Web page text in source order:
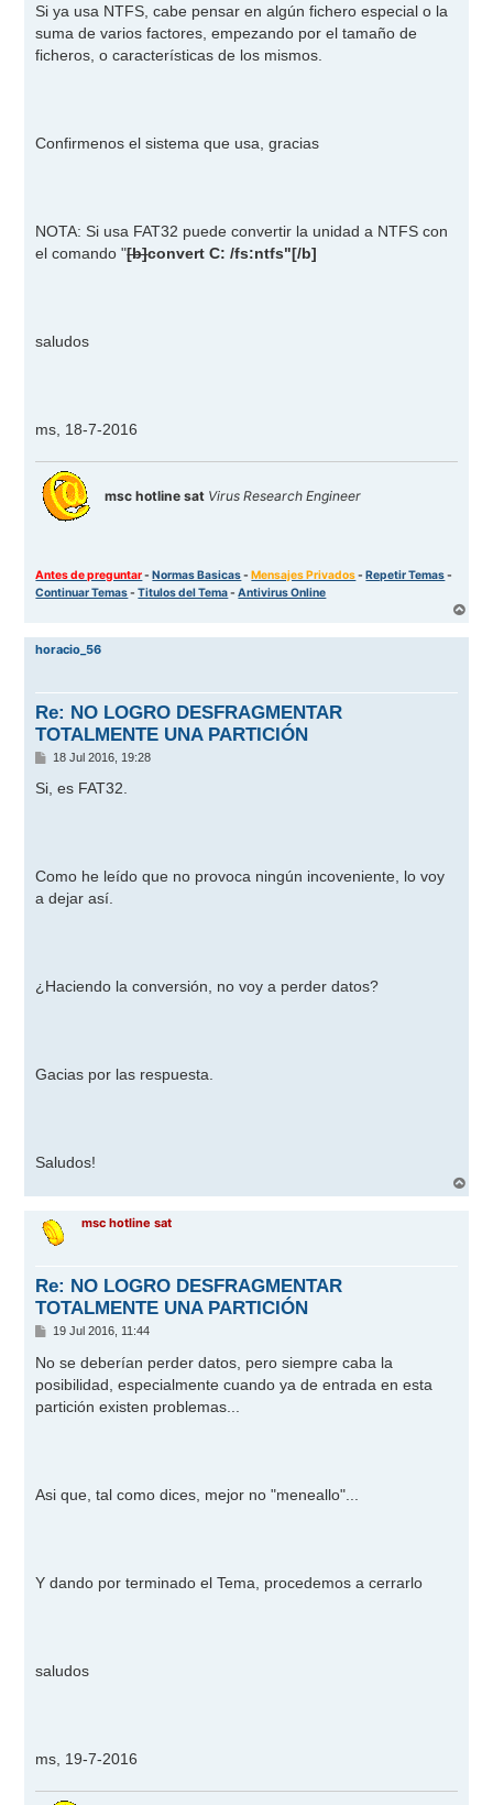
Si ya usa NTFS, cabe pensar en algún fichero especial o la
suma de varios factores, empezando por el tamaño de
ficheros, o características de los mismos.
Confirmenos el sistema que usa, gracias
NOTA: Si usa FAT32 puede convertir la unidad a NTFS con
el comando "[b]convert C: /fs:ntfs"[/b]
saludos
ms, 18-7-2016
msc hotline sat Virus Research Engineer
Antes de preguntar-Normas Basicas-Mensajes Privados-Repetir Temas-
Continuar Temas-Titulos del Tema-Antivirus Online
r
horacio_56
Re: NO LOGRO DESFRAGMENTAR
TOTALMENTE UNA PARTICIÓN
M
n
s
18 Jul 2016, 19:28
Si, es FAT32.
Como he leído que no provoca ningún incoveniente, lo voy
a dejar así.
¿Haciendo la conversión, no voy a perder datos?
Gacias por las respuesta.
Saludos!
r
msc hotline sat
Re: NO LOGRO DESFRAGMENTAR
TOTALMENTE UNA PARTICIÓN
M
n
s
a
e
19 Jul 2016, 11:44
No se deberían perder datos, pero siempre caba la
posibilidad, especialmente cuando ya de entrada en esta
partición existen problemas...
Asi que, tal como dices, mejor no "meneallo"...
Y dando por terminado el Tema, procedemos a cerrarlo
saludos
ms, 19-7-2016